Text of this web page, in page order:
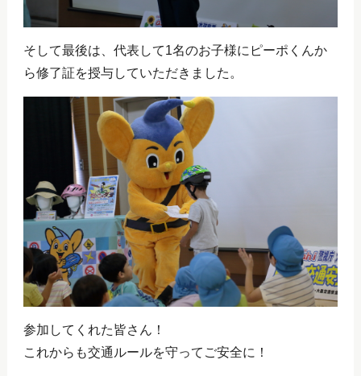
そして最後は、代表して1名のお子様にピーポくんか
ら修了証を授与していただきました。
参加してくれた皆さん！
これからも交通ルールを守ってご安全に！